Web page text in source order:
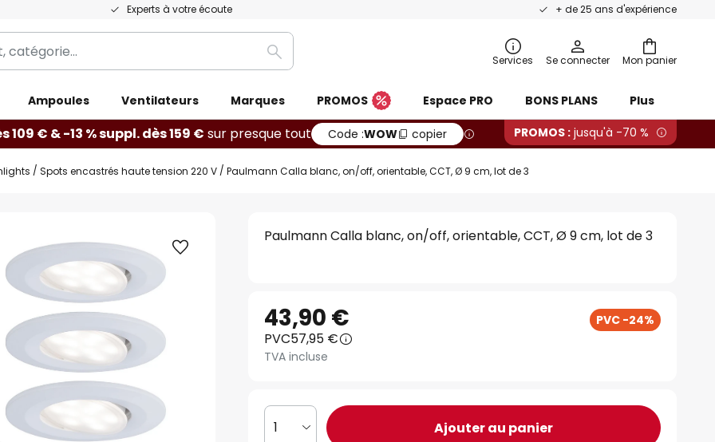
Experts à votre écoute + de 25 ans d'expérience
Mon panier
Rechercher Services Se connecter
Ampoules Ventilateurs Marques PROMOS Espace PRO BONS PLANS Plus
109 € & -13 % suppl. dès 159 € sur presque tout Code :WOW copier PROMOS : jusqu'à -70 %
Spots encastrés haute tension 220 V Paulmann Calla blanc, on/off, orientable, CCT, Ø 9 cm, lot de 3
Paulmann Calla blanc, on/off, orientable, CCT, Ø 9 cm, lot de 3
43,90 € PVC -24%
PVC57,95 €
TVA incluse
1 Ajouter au panier